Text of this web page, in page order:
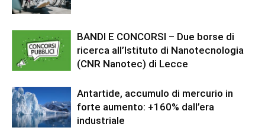
BANDI E CONCORSI – Due borse di
ricerca all’Istituto di Nanotecnologia
(CNR Nanotec) di Lecce
Antartide, accumulo di mercurio in
forte aumento: +160% dall’era
industriale